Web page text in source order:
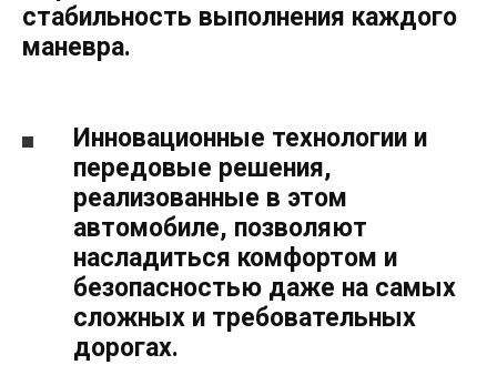
стабильность выполнения каждого
маневра.
Инновационные технологии и
передовые решения,
реализованные в этом
автомобиле, позволяют
насладиться комфортом и
безопасностью даже на самых
сложных и требовательных
дорогах.